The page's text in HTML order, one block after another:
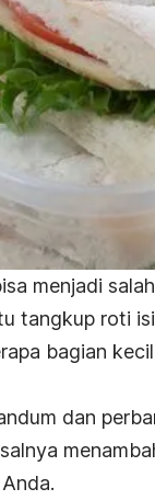
menjadi
tangkup roti
bagian
dan